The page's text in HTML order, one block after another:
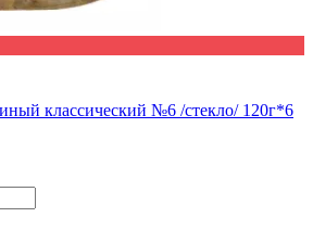
классический №6 /стекло/ 120г*6